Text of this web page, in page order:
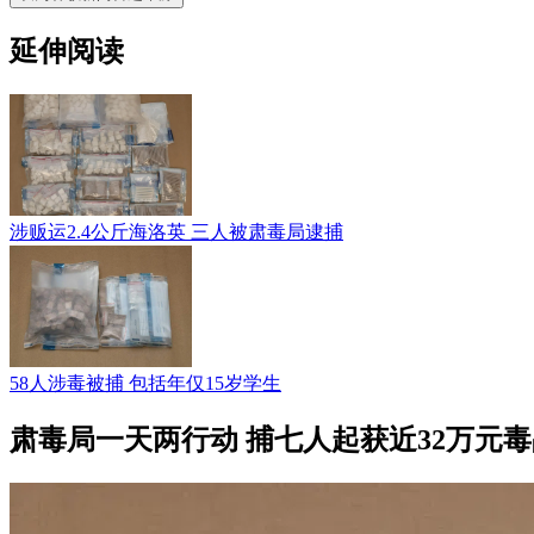
延伸阅读
涉贩运2.4公斤海洛英 三人被肃毒局逮捕
58人涉毒被捕 包括年仅15岁学生
肃毒局一天两行动 捕七人起获近32万元